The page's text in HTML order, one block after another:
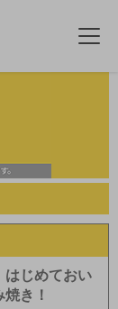
メ
はじめておい
き！